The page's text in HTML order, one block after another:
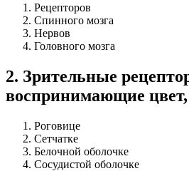
Рецепторов
Спинного мозга
Нервов
Головного мозга
2. Зрительные
воспринимающие цвет,
Роговице
Сетчатке
Белочной оболочке
Сосудистой оболочке